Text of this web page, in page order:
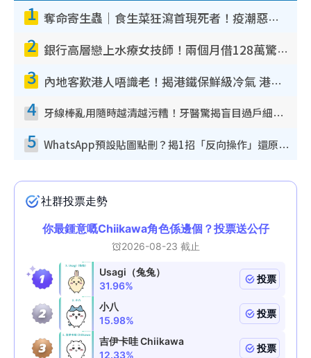
1 奪命寄生蟲｜食生菜狂瀉首現死者！疫潮惡化錄1.8萬宗病例 揭洗菜3大謬誤
2 銀行高層戀上水療女技師！兩個月借128萬驚覺「沉船」沉落火海 揭背後疑似邪教操控賣淫
3 內地客歎港人唔識老！揭港鐵保鮮級冷氣 港人求放過：咪投訴
4 牙線棒亂用隨時越清越污糟！牙醫驚揭盲目過戶細菌恐致蛀牙：呢種先係日常真保養
5 WhatsApp預設貼圖點刪？揭1招「反向操作」還原簡潔介面 附3步實測教學